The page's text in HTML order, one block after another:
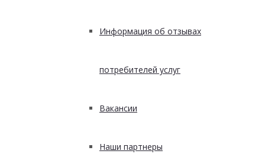
Информация об отзывах
потребителей услуг
Вакансии
Наши партнеры